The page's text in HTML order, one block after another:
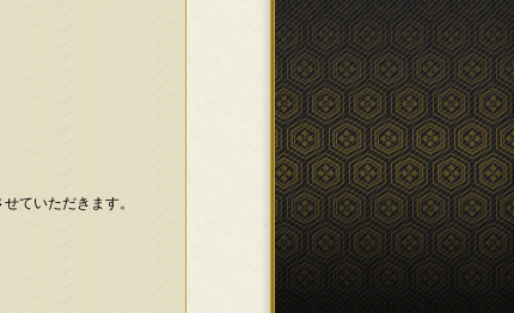
ていただきます。